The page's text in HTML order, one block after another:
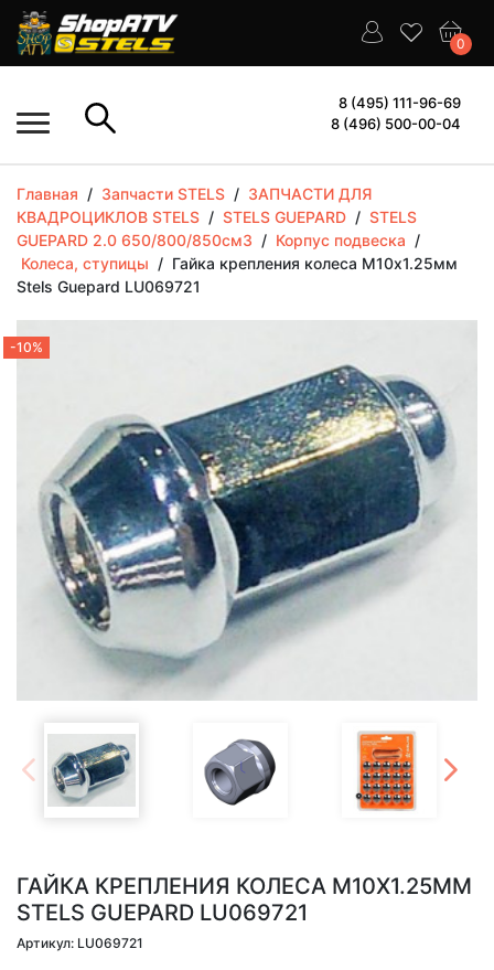
0
8 (495) 111-96-69
8 (496) 500-00-04
Главная / Запчасти STELS / ЗАПЧАСТИ ДЛЯ
КВАДРОЦИКЛОВ STELS / STELS GUEPARD / STELS
GUEPARD 2.0 650/800/850см3 / Корпус подвеска /
Колеса, ступицы / Гайка крепления колеса M10х1.25мм
Stels Guepard LU069721
-10%
ГАЙКА КРЕПЛЕНИЯ КОЛЕСА M10Х1.25ММ
STELS GUEPARD LU069721
Артикул: LU069721